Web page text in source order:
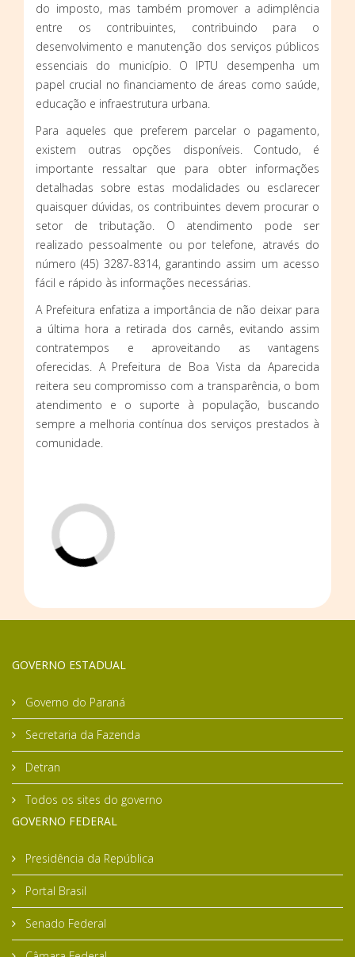
do imposto, mas também promover a adimplência
entre os contribuintes, contribuindo para o
desenvolvimento e manutenção dos serviços públicos
essenciais do município. O IPTU desempenha um
papel crucial no financiamento de áreas como saúde,
educação e infraestrutura urbana.
Para aqueles que preferem parcelar o pagamento,
existem outras opções disponíveis. Contudo, é
importante ressaltar que para obter informações
detalhadas sobre estas modalidades ou esclarecer
quaisquer dúvidas, os contribuintes devem procurar o
setor de tributação. O atendimento pode ser
realizado pessoalmente ou por telefone, através do
número (45) 3287-8314, garantindo assim um acesso
fácil e rápido às informações necessárias.
A Prefeitura enfatiza a importância de não deixar para
a última hora a retirada dos carnês, evitando assim
contratempos e aproveitando as vantagens
oferecidas. A Prefeitura de Boa Vista da Aparecida
reitera seu compromisso com a transparência, o bom
atendimento e o suporte à população, buscando
sempre a melhoria contínua dos serviços prestados à
comunidade.
GOVERNO ESTADUAL
Governo do Paraná
Secretaria da Fazenda
Detran
Todos os sites do governo
GOVERNO FEDERAL
Presidência da República
Portal Brasil
Senado Federal